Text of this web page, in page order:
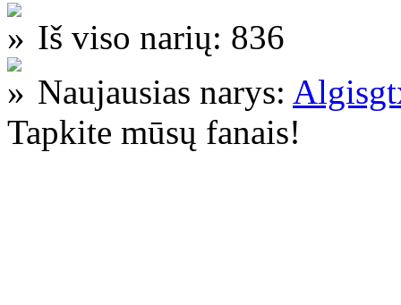
Iš viso narių: 836
Naujausias narys:
Tapkite mūsų fanais!